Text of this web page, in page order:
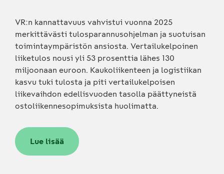
VR:n kannattavuus vahvistui vuonna 2025
merkittävästi tulosparannusohjelman ja suotuisan
toimintaympäristön ansiosta. Vertailukelpoinen
liiketulos nousi yli 53 prosenttia lähes 130
miljoonaan euroon. Kaukoliikenteen ja logistiikan
kasvu tuki tulosta ja piti vertailukelpoisen
liikevaihdon edellisvuoden tasolla päättyneistä
ostoliikennesopimuksista huolimatta.
Lue lisää